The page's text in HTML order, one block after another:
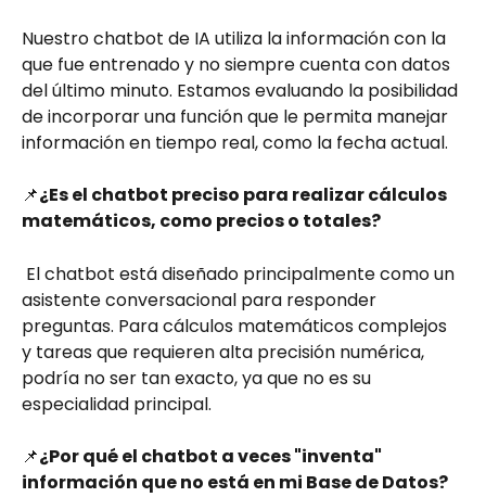
Nuestro chatbot de IA utiliza la información con la
que fue entrenado y no siempre cuenta con datos
del último minuto. Estamos evaluando la posibilidad
de incorporar una función que le permita manejar
información en tiempo real, como la fecha actual.
📌¿Es el chatbot preciso para realizar cálculos
matemáticos, como precios o totales?
asistente conversacional para responder
preguntas. Para cálculos matemáticos complejos
y tareas que requieren alta precisión numérica,
podría no ser tan exacto, ya que no es su
especialidad principal.
📌¿Por qué el chatbot a veces "inventa"
información que no está en mi Base de Datos?